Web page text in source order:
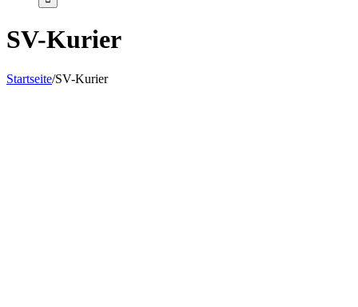
SV-Kurier
Startseite/SV-Kurier